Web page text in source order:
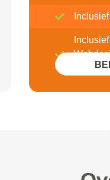
mobile)